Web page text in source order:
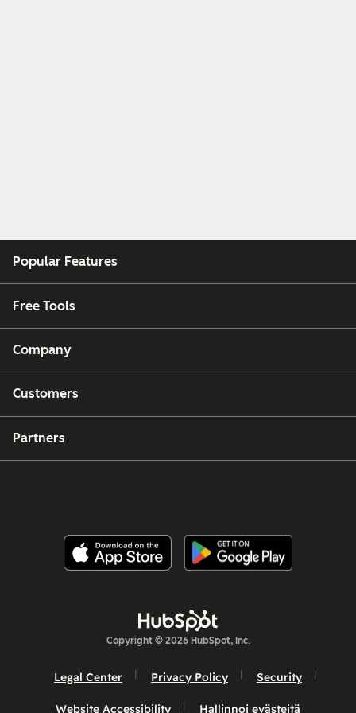
Popular Features
Free Tools
Company
Customers
Partners
Copyright © 2026 HubSpot, Inc.
Legal Center Privacy Policy Security
Website Accessibility Hallinnoi evästeitä